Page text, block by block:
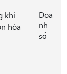
khi
hóa
Doa
nh
số